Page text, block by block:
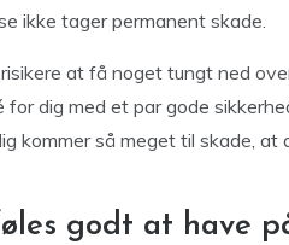
ikke tager permanent skade.
at få noget tungt ned
dig med et par gode
kommer så meget til skade, at
godt at have